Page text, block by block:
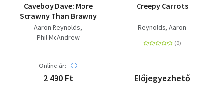
Caveboy Dave: More
Scrawny Than Brawny
Aaron Reynolds
Phil McAndrew
Online ár:
2 490 Ft
Creepy Carrots
Reynolds, Aaron
Előjegyezhető